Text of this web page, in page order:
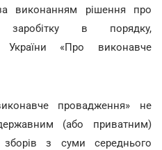
виконанням рішення про
заробітку в порядку,
України «Про виконавче
провадження» не
(або приватним)
з суми середнього